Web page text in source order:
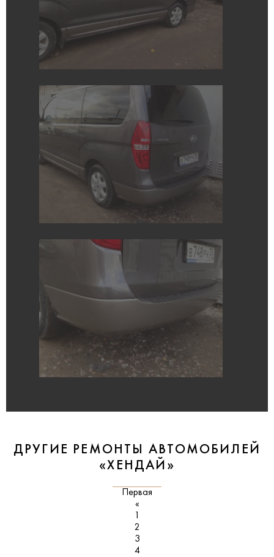
ДРУГИЕ РЕМОНТЫ АВТОМОБИЛЕЙ
«ХЕНДАЙ»
Первая
«
2
3
4